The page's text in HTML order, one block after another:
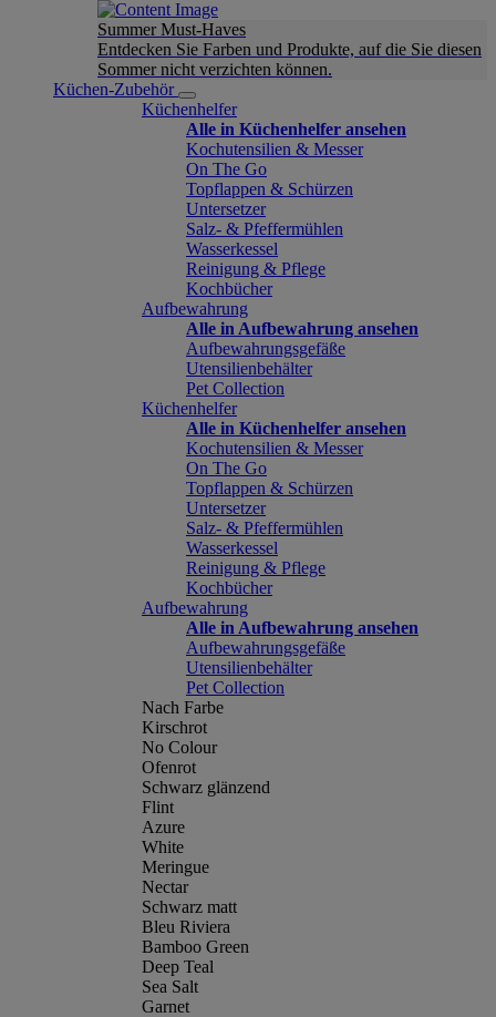
Summer Must-Haves
Entdecken Sie Farben und Produkte, auf die Sie diesen
Sommer nicht verzichten können.
Küchen-Zubehör
Küchenhelfer
Alle in Küchenhelfer ansehen
Kochutensilien & Messer
On The Go
Topflappen & Schürzen
Untersetzer
Salz- & Pfeffermühlen
Wasserkessel
Reinigung & Pflege
Kochbücher
Aufbewahrung
Alle in Aufbewahrung ansehen
Aufbewahrungsgefäße
Utensilienbehälter
Pet Collection
Küchenhelfer
Alle in Küchenhelfer ansehen
Kochutensilien & Messer
On The Go
Topflappen & Schürzen
Untersetzer
Salz- & Pfeffermühlen
Wasserkessel
Reinigung & Pflege
Kochbücher
Aufbewahrung
Alle in Aufbewahrung ansehen
Aufbewahrungsgefäße
Utensilienbehälter
Pet Collection
Nach Farbe
Kirschrot
No Colour
Ofenrot
Schwarz glänzend
Flint
Azure
White
Meringue
Nectar
Schwarz matt
Bleu Riviera
Bamboo Green
Deep Teal
Sea Salt
Garnet